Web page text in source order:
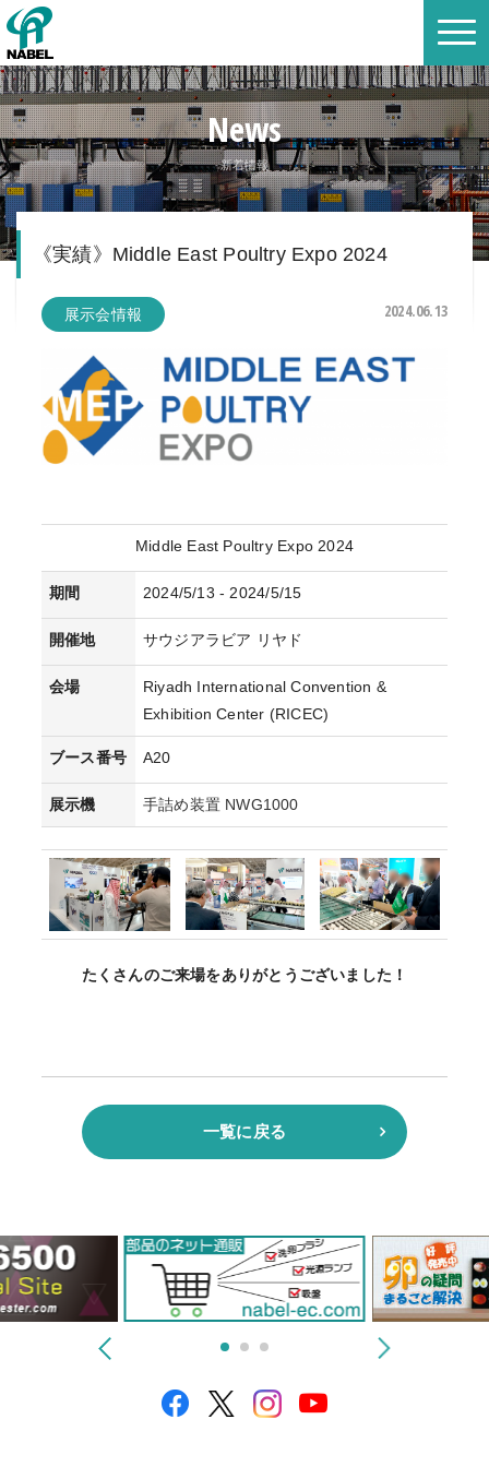
News
新着情報
《実績》Middle East Poultry Expo 2024
展示会情報 2024.06.13
Middle East Poultry Expo 2024
期間 2024/5/13 - 2024/5/15
開催地 サウジアラビア リヤド
会場
Riyadh International Convention &
Exhibition Center (RICEC)
ブース番号 A20
展示機 手詰め装置 NWG1000
たくさんのご来場をありがとうございました！
一覧に戻る